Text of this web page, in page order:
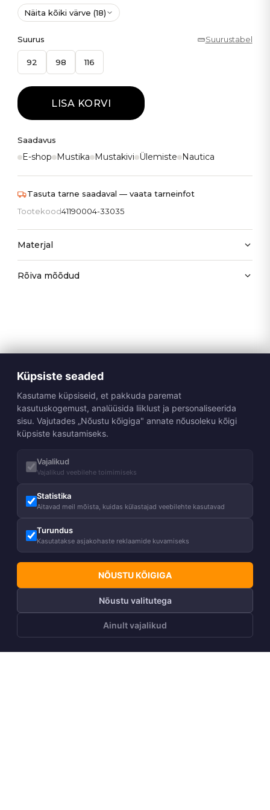
Näita kõiki värve (18)
Suurus Suurustabel
92 98 116
LISA KORVI
Saadavus
E-shop Mustika Mustakivi Ülemiste Nautica
Tasuta tarne saadaval — vaata tarneinfot
Tootekood41190004-33035
Materjal
Rõiva mõõdud
Küpsiste seaded
Kasutame küpsiseid, et pakkuda paremat
kasutuskogemust, analüüsida liiklust ja personaliseerida
sisu. Vajutades „Nõustu kõigiga" annate nõusoleku kõigi
küpsiste kasutamiseks.
Vajalikud
Vajalikud veebilehe toimimiseks
Statistika
Aitavad meil mõista, kuidas külastajad veebilehte kasutavad
Turundus
Kasutatakse asjakohaste reklaamide kuvamiseks
NÕUSTU KÕIGIGA
Nõustu valitutega
Ainult vajalikud